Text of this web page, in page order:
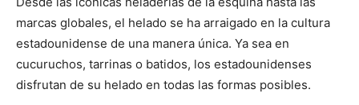
marcas globales, el helado se ha arraigado en la cultura
estadounidense de una manera única. Ya sea en
cucuruchos, tarrinas o batidos, los estadounidenses
disfrutan de su helado en todas las formas posibles.